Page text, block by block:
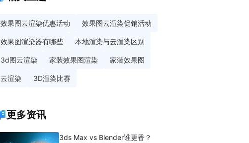
效果图云渲染优惠活动 效果图云渲染促销活动
效果图渲染器有哪些 本地渲染与云渲染区别
3d图云渲染 家装效果图渲染 家装效果图
云渲染 3D渲染比赛
更多资讯
3ds Max vs Blender谁更香？